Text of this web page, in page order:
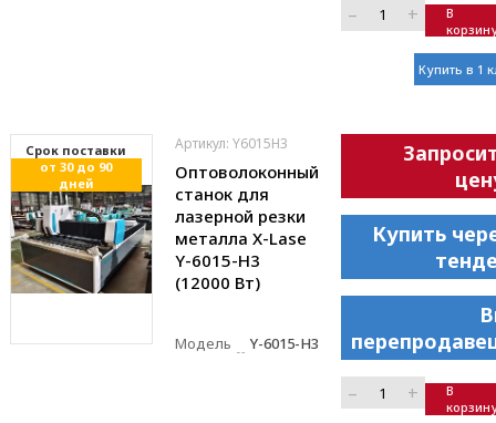
– +
В
Купить в 1
Cрок поставки
от 30 до 90
дней
Артикул: Y6015H3
Оптоволоконный
станок для
лазерной резки
металла X-Lase
Y-6015-H3
(12000 Вт)
Модель Y-6015-H3
Купить
– +
В